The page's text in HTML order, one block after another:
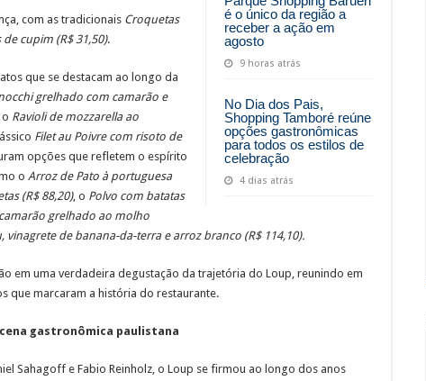
é o único da região a
receber a ação em
agosto
9 horas atrás
No Dia dos Pais,
Shopping Tamboré reúne
opções gastronômicas
para todos os estilos de
celebração
4 dias atrás
com as tradicionais Croquetas
cupim (R$ 31,50).
que se destacam ao longo da
grelhado com camarão e
o Ravioli de mozzarella ao
Filet au Poivre com risoto de
opções que refletem o espírito
o Arroz de Pato à portuguesa
(R$ 88,20), o Polvo com batatas
grelhado ao molho
de banana-da-terra e arroz branco (R$ 114,10).
em uma verdadeira degustação da trajetória do Loup, reunindo em
que marcaram a história do restaurante.
gastronômica paulistana
Sahagoff e Fabio Reinholz, o Loup se firmou ao longo dos anos